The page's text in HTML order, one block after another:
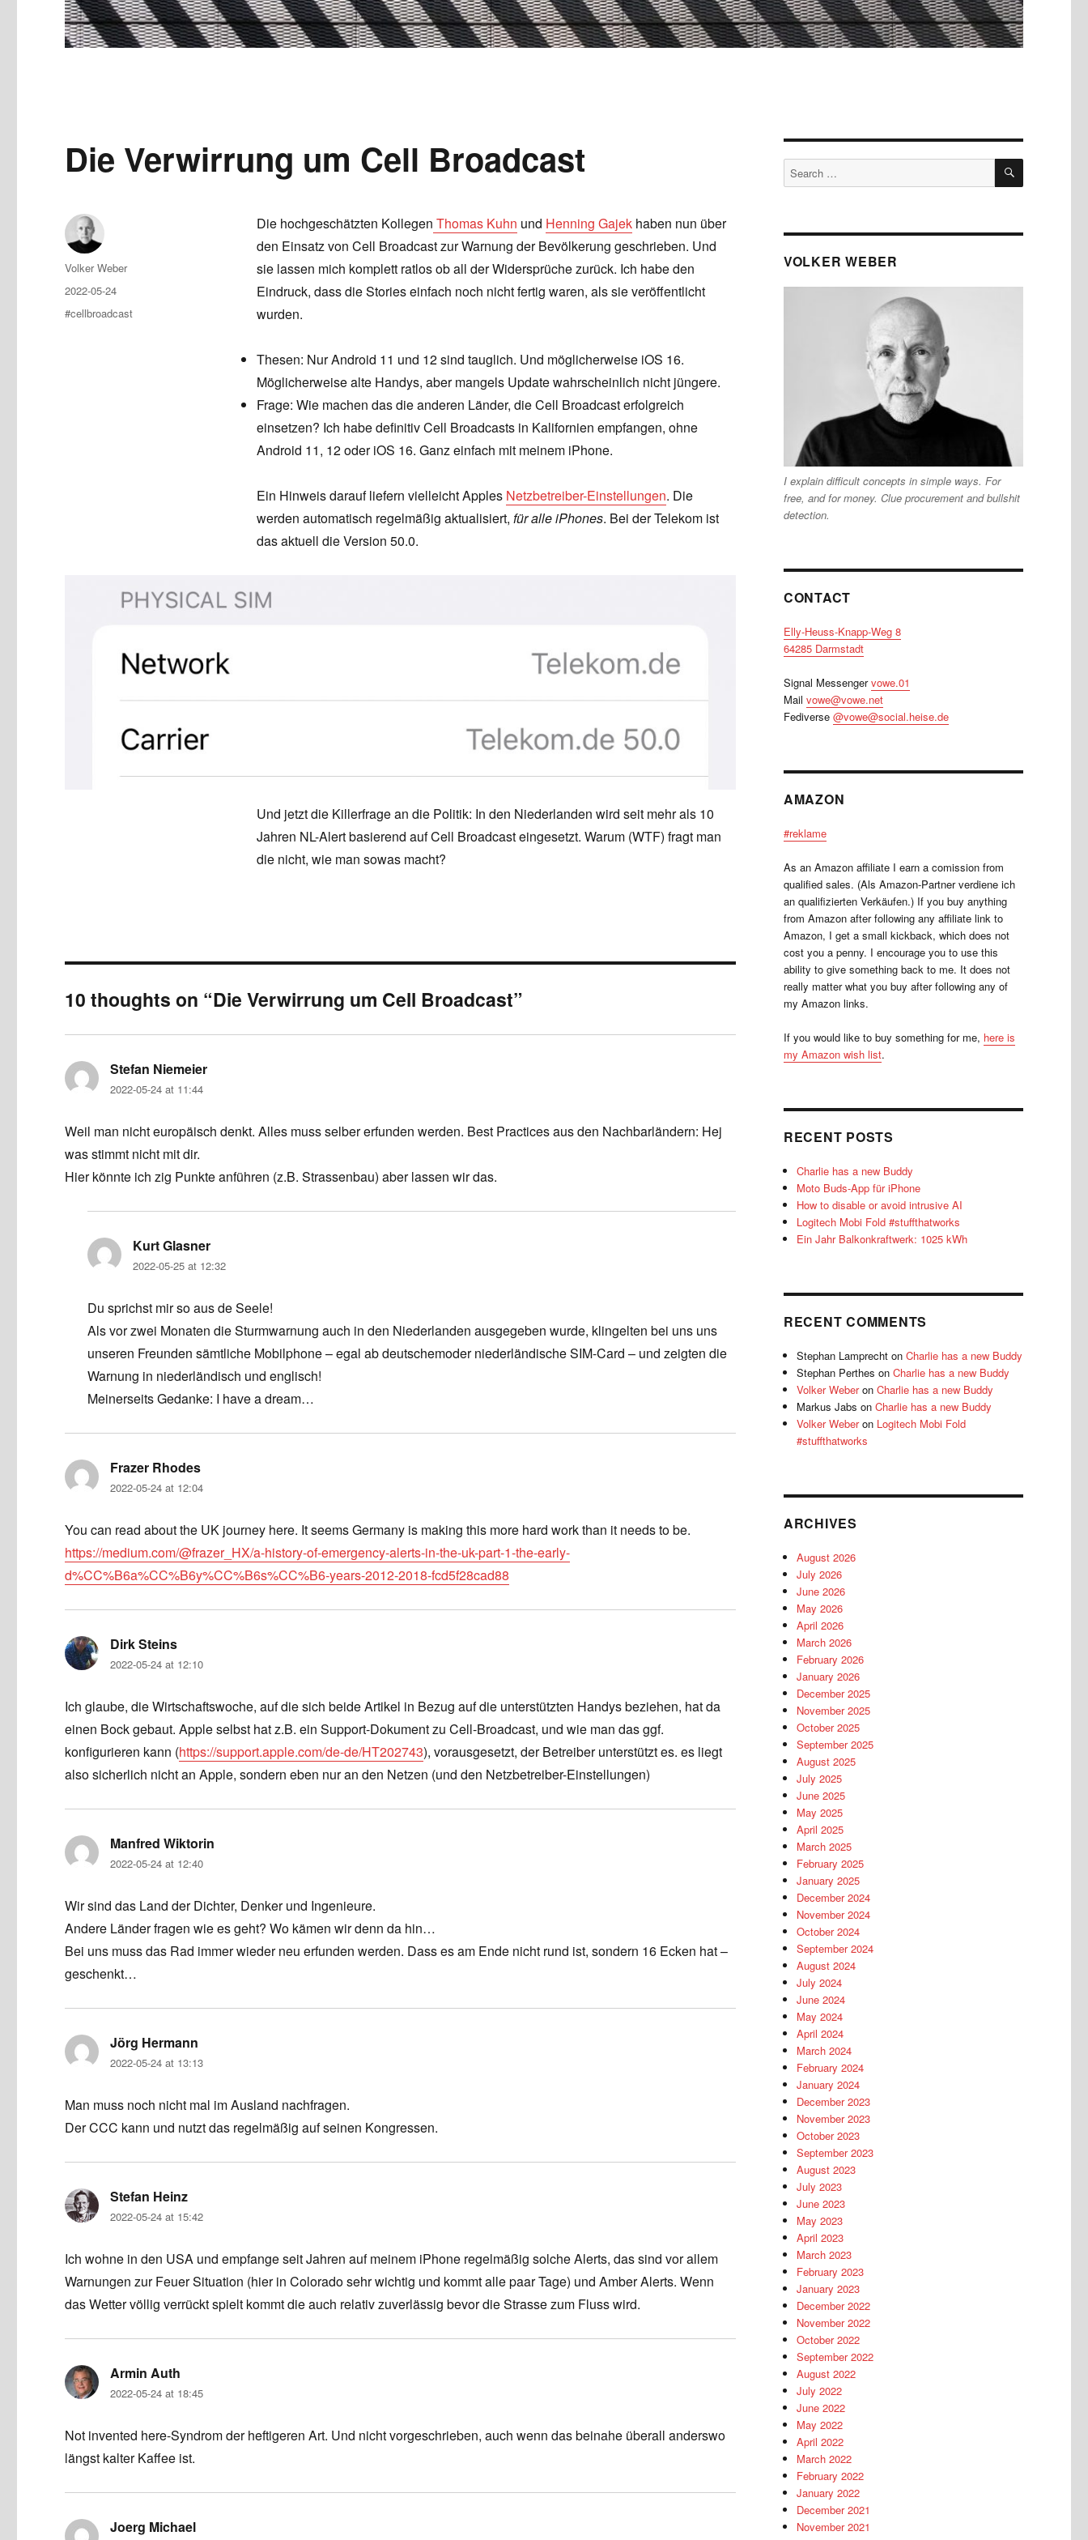
Die Verwirrung um Cell Broadcast
Die hochgeschätzten Kollegen Thomas Kuhn und Henning Gajekhaben nun über
den Einsatz von Cell Broadcast zur Warnung der Bevölkerung geschrieben. Und
sie lassen mich komplett ratlos ob all der Widersprüche zurück. Ich habe den
Eindruck, dass die Stories einfach noch nicht fertig waren, als sie veröffentlicht
wurden.
Thesen: Nur Android 11 und 12 sind tauglich. Und möglicherweise iOS 16.
Möglicherweise alte Handys, aber mangels Update wahrscheinlich nicht jüngere.
Frage: Wie machen das die anderen Länder, die Cell Broadcast erfolgreich
einsetzen? Ich habe definitiv Cell Broadcasts in Kalifornien empfangen, ohne
Android 11, 12 oder iOS 16. Ganz einfach mit meinem iPhone.
Ein Hinweis darauf liefern vielleicht Apples Netzbetreiber-Einstellungen. Die
werden automatisch regelmäßig aktualisiert, für alle iPhones. Bei der Telekom ist
das aktuell die Version 50.0.
Und jetzt die Killerfrage an die Politik: In den Niederlanden wird seit mehr als 10
Jahren NL-Alert basierend auf Cell Broadcast eingesetzt. Warum (WTF) fragt man
die nicht, wie man sowas macht?
Author
Volker Weber
Posted
on
2022-05-24
Tags
#cellbroadcast
10 thoughts on “Die Verwirrung um Cell Broadcast”
Stefan Niemeier
2022-05-24 at 11:44
Weil man nicht europäisch denkt. Alles muss selber erfunden werden. Best Practices aus den Nachbarländern: Hej
was stimmt nicht mit dir.
Hier könnte ich zig Punkte anführen (z.B. Strassenbau) aber lassen wir das.
Kurt Glasner
2022-05-25 at 12:32
Du sprichst mir so aus de Seele!
Als vor zwei Monaten die Sturmwarnung auch in den Niederlanden ausgegeben wurde, klingelten bei uns uns
unseren Freunden sämtliche Mobilphone – egal ab deutschemoder niederländische SIM-Card – und zeigten die
Warnung in niederländisch und englisch!
Meinerseits Gedanke: I have a dream…
Frazer Rhodes
2022-05-24 at 12:04
You can read about the UK journey here. It seems Germany is making this more hard work than it needs to be.
https://medium.com/@frazer_HX/a-history-of-emergency-alerts-in-the-uk-part-1-the-early-
d%CC%B6a%CC%B6y%CC%B6s%CC%B6-years-2012-2018-fcd5f28cad88
Dirk Steins
2022-05-24 at 12:10
Ich glaube, die Wirtschaftswoche, auf die sich beide Artikel in Bezug auf die unterstützten Handys beziehen, hat da
einen Bock gebaut. Apple selbst hat z.B. ein Support-Dokument zu Cell-Broadcast, und wie man das ggf.
konfigurieren kann (https://support.apple.com/de-de/HT202743), vorausgesetzt, der Betreiber unterstützt es. es liegt
also sicherlich nicht an Apple, sondern eben nur an den Netzen (und den Netzbetreiber-Einstellungen)
Manfred Wiktorin
2022-05-24 at 12:40
Wir sind das Land der Dichter, Denker und Ingenieure.
Andere Länder fragen wie es geht? Wo kämen wir denn da hin…
Bei uns muss das Rad immer wieder neu erfunden werden. Dass es am Ende nicht rund ist, sondern 16 Ecken hat –
geschenkt…
Jörg Hermann
2022-05-24 at 13:13
Man muss noch nicht mal im Ausland nachfragen.
Der CCC kann und nutzt das regelmäßig auf seinen Kongressen.
Stefan Heinz
2022-05-24 at 15:42
Ich wohne in den USA und empfange seit Jahren auf meinem iPhone regelmäßig solche Alerts, das sind vor allem
Warnungen zur Feuer Situation (hier in Colorado sehr wichtig und kommt alle paar Tage) und Amber Alerts. Wenn
das Wetter völlig verrückt spielt kommt die auch relativ zuverlässig bevor die Strasse zum Fluss wird.
Armin Auth
2022-05-24 at 18:45
Not invented here-Syndrom der heftigeren Art. Und nicht vorgeschrieben, auch wenn das beinahe überall anderswo
längst kalter Kaffee ist.
Joerg Michael
Search
for:
SEARCH
VOLKER WEBER
I explain difficult concepts in simple ways. For
free, and for money. Clue procurement and bullshit
detection.
CONTACT
Elly-Heuss-Knapp-Weg 8
64285 Darmstadt
Signal Messengervowe.01
Mail vowe@vowe.net
Fediverse @vowe@social.heise.de
AMAZON
#reklame
As an Amazon affiliate I earn a comission from
qualified sales. (Als Amazon-Partner verdiene ich
an qualifizierten Verkäufen.) If you buy anything
from Amazon after following any affiliate link to
Amazon, I get a small kickback, which does not
cost you a penny. I encourage you to use this
ability to give something back to me. It does not
really matter what you buy after following any of
my Amazon links.
If you would like to buy something for me, here is
my Amazon wish list.
RECENT POSTS
Charlie has a new Buddy
Moto Buds-App für iPhone
How to disable or avoid intrusive AI
Logitech Mobi Fold #stuffthatworks
Ein Jahr Balkonkraftwerk: 1025 kWh
RECENT COMMENTS
Stephan Lamprecht onCharlie has a new Buddy
Stephan Perthes onCharlie has a new Buddy
Volker WeberonCharlie has a new Buddy
Markus Jabs onCharlie has a new Buddy
Volker Weberon Logitech Mobi Fold
#stuffthatworks
ARCHIVES
August 2026
July 2026
June 2026
May 2026
April 2026
March 2026
February 2026
January 2026
December 2025
November 2025
October 2025
September 2025
August 2025
July 2025
June 2025
May 2025
April 2025
March 2025
February 2025
January 2025
December 2024
November 2024
October 2024
September 2024
August 2024
July 2024
June 2024
May 2024
April 2024
March 2024
February 2024
January 2024
December 2023
November 2023
October 2023
September 2023
August 2023
July 2023
June 2023
May 2023
April 2023
March 2023
February 2023
January 2023
December 2022
November 2022
October 2022
September 2022
August 2022
July 2022
June 2022
May 2022
April 2022
March 2022
February 2022
January 2022
December 2021
November 2021